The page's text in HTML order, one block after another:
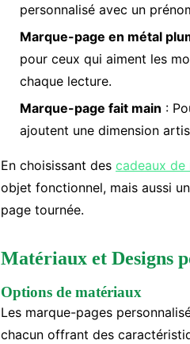
personnalisé avec un
Marque-page en métal
pour ceux qui aiment les
chaque lecture.
Marque-page fait main :
ajoutent une dimension
En choisissant des cadeaux de
objet fonctionnel, mais aussi
page tournée.
Matériaux et Designs
Options de matériaux
Les marque-pages
chacun offrant des